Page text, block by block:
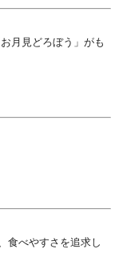
月見どろぼう」がも
食べやすさを追求し